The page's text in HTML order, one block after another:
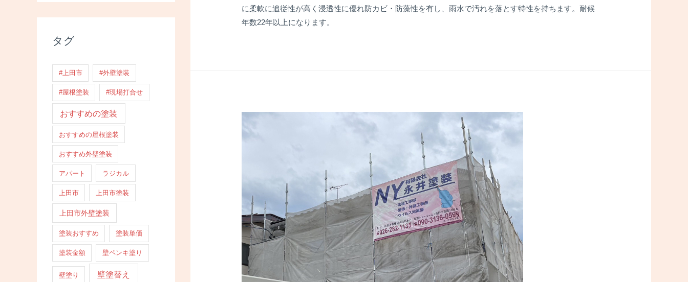
タグ
#上田市 #外壁塗装
#屋根塗装 #現場打合せ
おすすめの塗装
おすすめの屋根塗装
おすすめ外壁塗装
アパート ラジカル
上田市 上田市塗装
上田市外壁塗装
塗装おすすめ 塗装単価
塗装金額 壁ペンキ塗り
壁塗り 壁塗替え
に柔軟に追従性が高く浸透性に優れ防カビ・防藻性を有し、雨水で汚れを落とす特性を持ちます。耐候
年数22年以上になります。